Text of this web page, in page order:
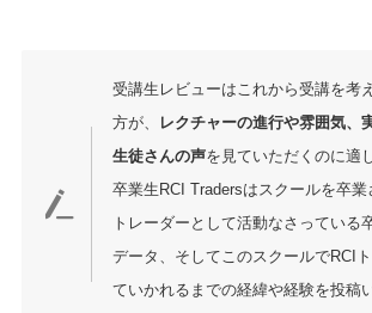
受講生レビューはこれから受講を考
方が、
レクチャーの進行や雰囲気、
生徒さんの声を見ていただくのに適
卒業生RCI Tradersはスクールを卒
トレーダーとして活動なさっている
データ、そしてこのスクールでRCI
ていかれるまでの経緯や経験を投稿